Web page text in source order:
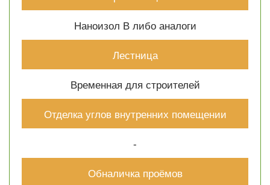
Наноизол В либо аналоги
Лестница
Временная для строителей
Отделка углов внутренних помещении
-
Обналичка проёмов